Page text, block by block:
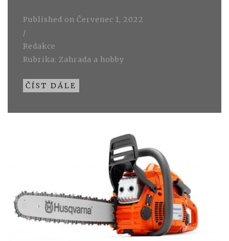
Published on Červenec 1, 2022
/
Redakce
Rubrika: Zahrada a hobby
ČÍST DÁLE